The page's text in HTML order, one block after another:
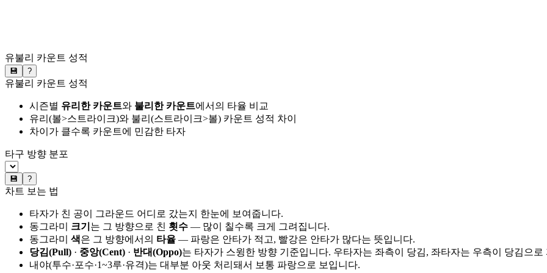
유불리 카운트 성적
💾 ?
유불리 카운트 성적
시즌별 유리한 카운트와 불리한 카운트에서의 타율 비교
유리(볼>스트라이크)와 불리(스트라이크>볼) 카운트 성적 차이
차이가 클수록 카운트에 민감한 타자
타구 방향 분포
💾 ?
차트 보는 법
타자가 친 공이 그라운드 어디로 갔는지 한눈에 보여줍니다.
동그라미 크기 는 그 방향으로 친 횟수 — 많이 칠수록 크게 그려집니다.
동그라미 색은 그 방향에서의 타율 — 파랑은 안타가 적고, 빨강은 안타가 많다는 뜻입니다.
당김(Pull) · 중앙(Cent) · 반대(Oppo)는 타자가 스윙한 방향 기준입니다. 우타자는 좌측이 당김, 좌타자는 우측이 당김으로
내야(투수·포수·1~3루·유격)는 대부분 아웃 처리돼서 보통 파랑으로 보입니다.